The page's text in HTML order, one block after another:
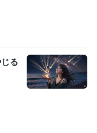
る